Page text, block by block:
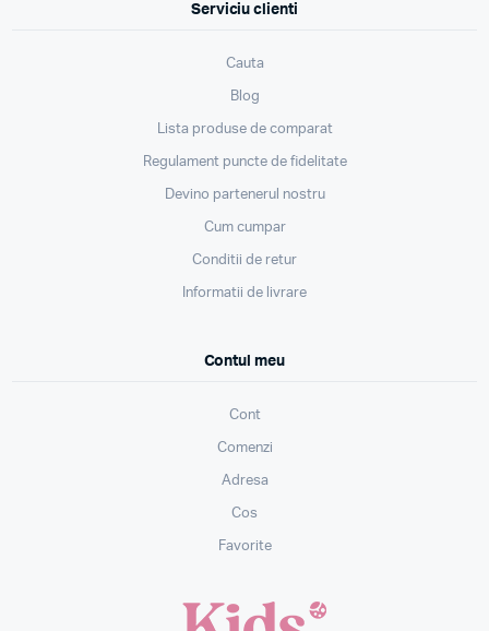
Serviciu clienti
Cauta
Blog
Lista produse de comparat
Regulament puncte de fidelitate
Devino partenerul nostru
Cum cumpar
Conditii de retur
Informatii de livrare
Contul meu
Cont
Comenzi
Adresa
Cos
Favorite